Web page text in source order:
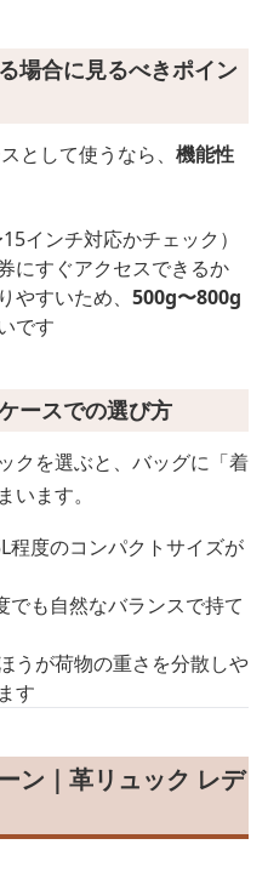
場合に見るべきポイン
として使うなら、 機能性
インチ対応かチェック）
にすぐアクセスできるか
すいため、 500g〜800g
です
ースでの選び方
クを選ぶと、バッグに「着
ます。
程度のコンパクトサイズが
でも自然なバランスで持て
うが荷物の重さを分散しや
す
ン｜革リュック レデ